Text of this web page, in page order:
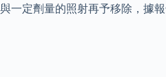
一定劑量的照射再予移除，據